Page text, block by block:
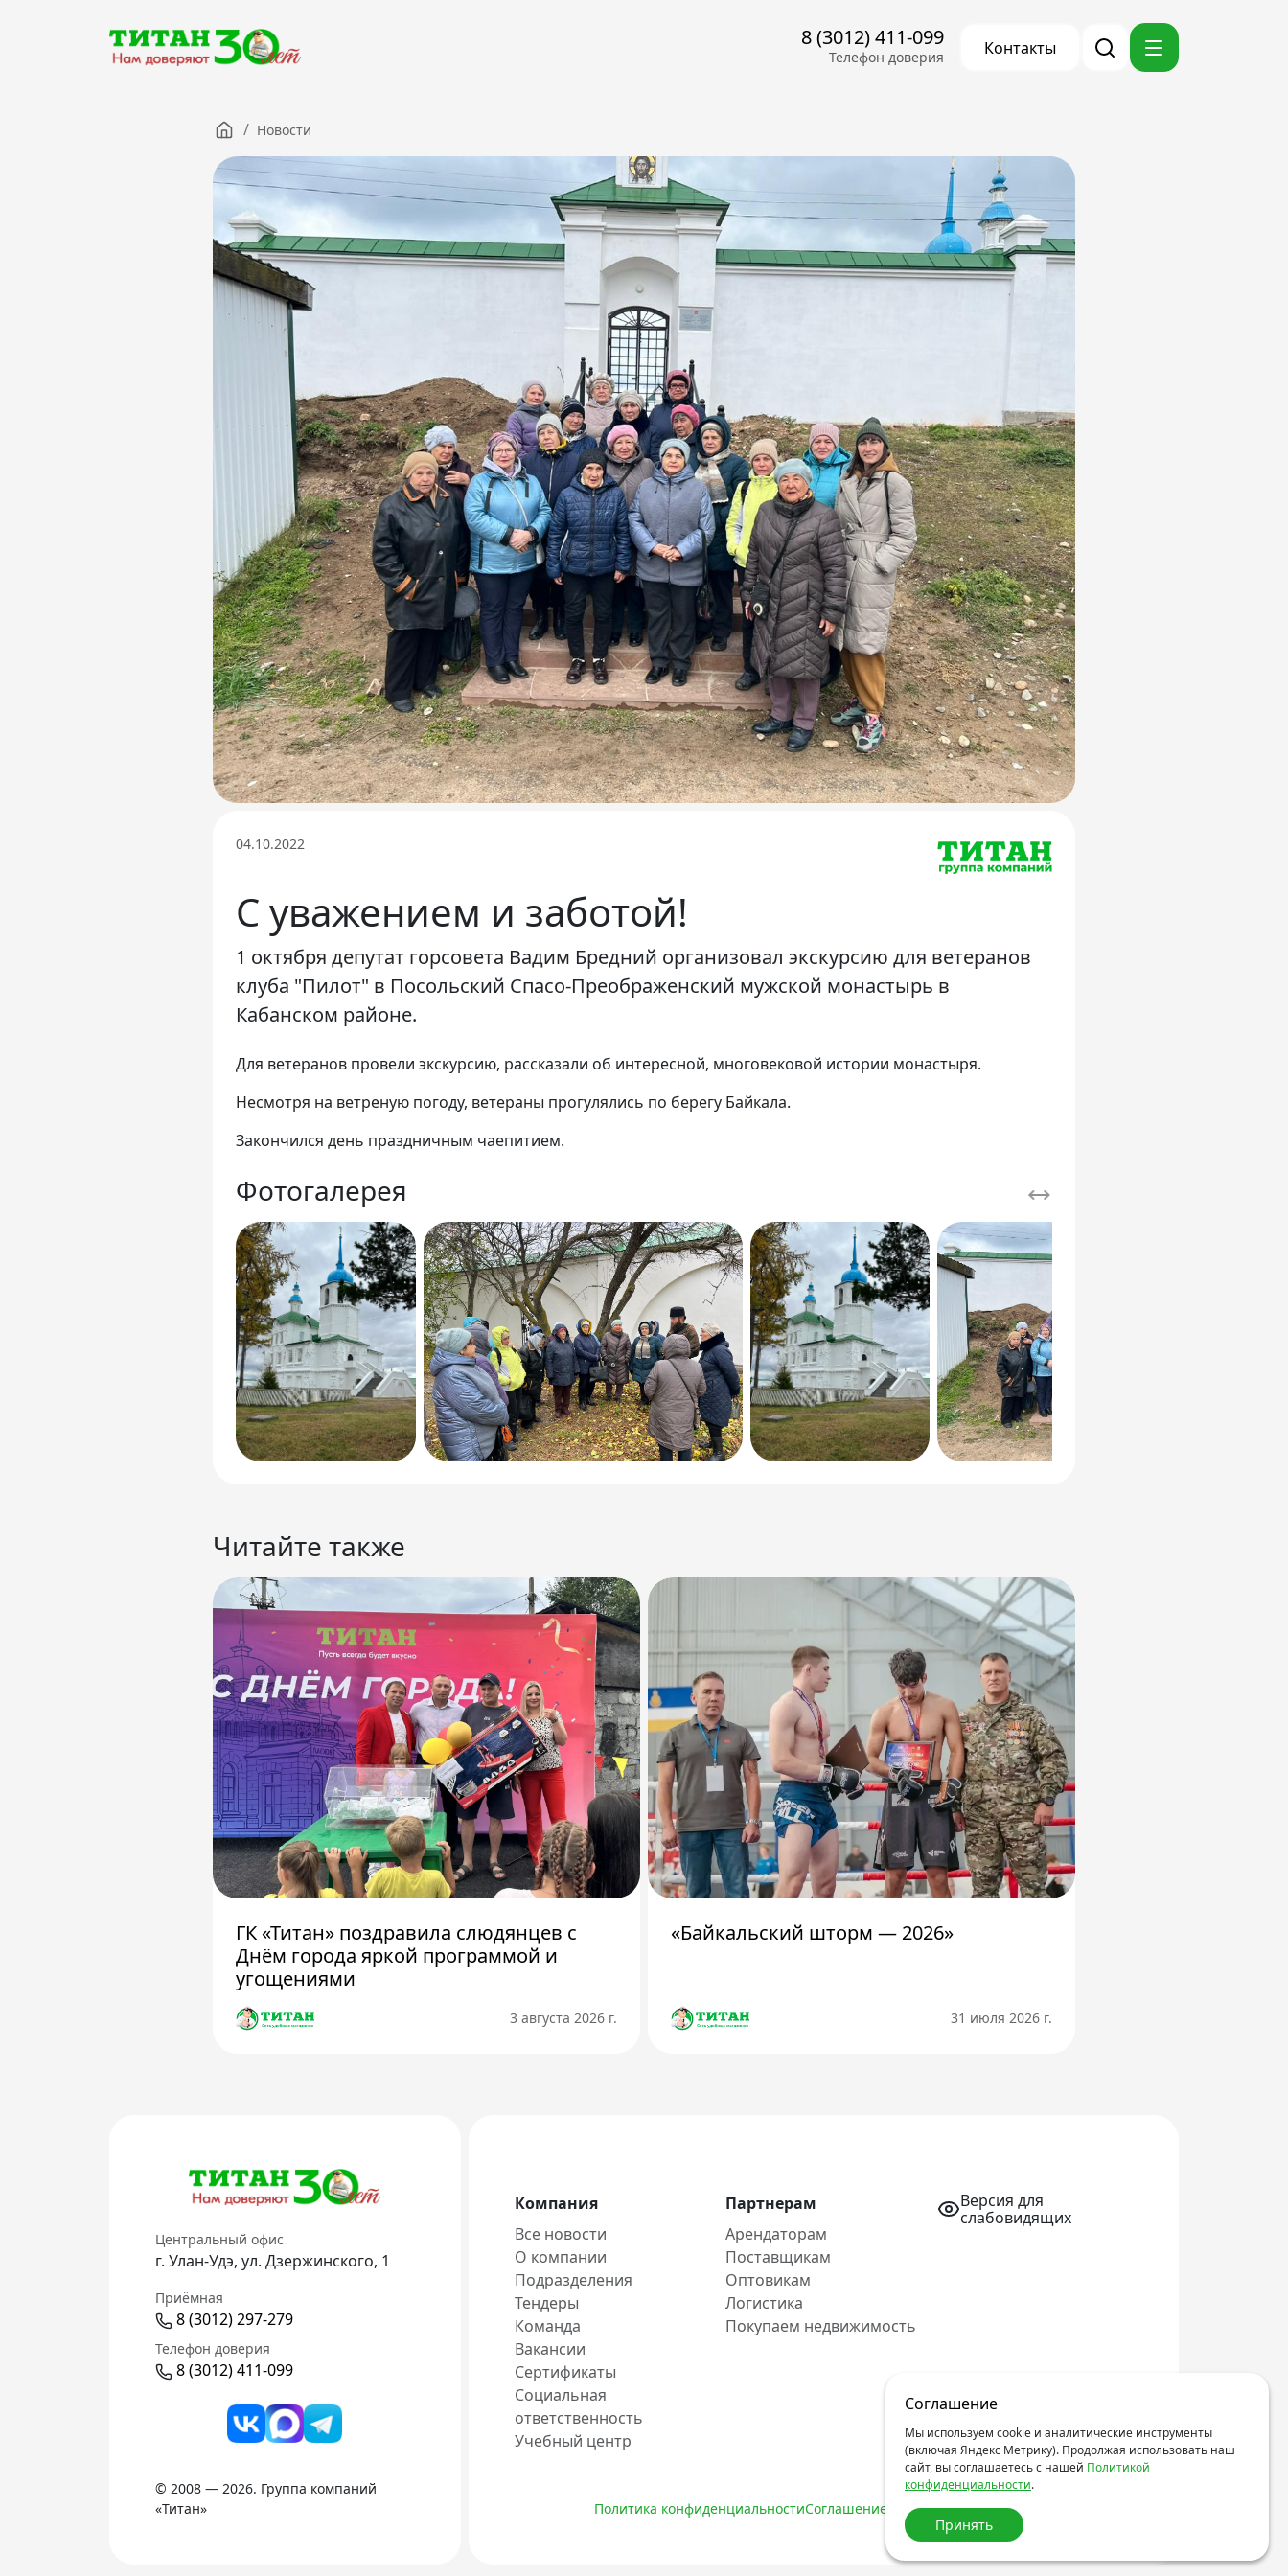
8 (3012) 411-099
Телефон доверия Контакты
/ Новости
04.10.2022
С уважением и заботой!
1 октября депутат горсовета Вадим Бредний организовал экскурсию для ветеранов
клуба "Пилот" в Посольский Спасо-Преображенский мужской монастырь в
Кабанском районе.
Для ветеранов провели экскурсию, рассказали об интересной, многовековой истории монастыря.
Несмотря на ветреную погоду, ветераны прогулялись по берегу Байкала.
Закончился день праздничным чаепитием.
Фотогалерея
Читайте также
ГК «Титан» поздравила слюдянцев с
Днём города яркой программой и
угощениями
3 августа 2026 г.
«Байкальский шторм — 2026»
31 июля 2026 г.
Соглашение
Мы используем cookie и аналитические инструменты
(включая Яндекс Метрику). Продолжая использовать наш
сайт, вы соглашаетесь с нашей Политикой
конфиденциальности.
Принять
Центральный офис
г. Улан-Удэ, ул. Дзержинского, 1
Приёмная
8 (3012) 297-279
Телефон доверия
8 (3012) 411-099
© 2008 — 2026. Группа компаний
«Титан»
Компания
Все новости
О компании
Подразделения
Тендеры
Команда
Вакансии
Сертификаты
Социальная
ответственность
Учебный центр
Партнерам
Арендаторам
Поставщикам
Оптовикам
Логистика
Покупаем недвижимость
Версия для
слабовидящих
Политика конфиденциальностиСоглашение об обработке персональных данных